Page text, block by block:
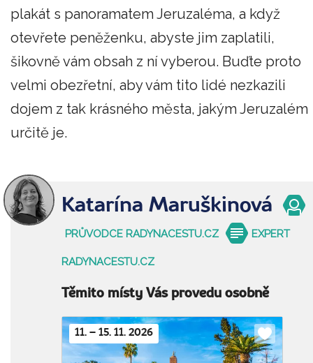
plakát s panoramatem Jeruzaléma, a když
otevřete peněženku, abyste jim zaplatili,
šikovně vám obsah z ní vyberou. Buďte proto
velmi obezřetní, aby vám tito lidé nezkazili
dojem z tak krásného města, jakým Jeruzalém
určitě je.
Katarína Maruškinová
PRŮVODCE RADYNACESTU.CZ EXPERT
RADYNACESTU.CZ
Těmito místy Vás provedu osobně
11. – 15. 11. 2026
Do